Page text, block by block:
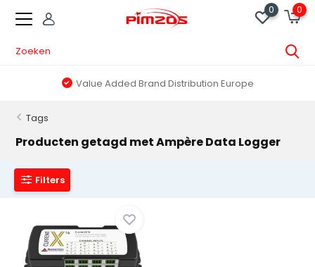
0 0
Value Added Brand Distribution Europe
Tags
Producten getagd met Ampère Data Logger
Filters